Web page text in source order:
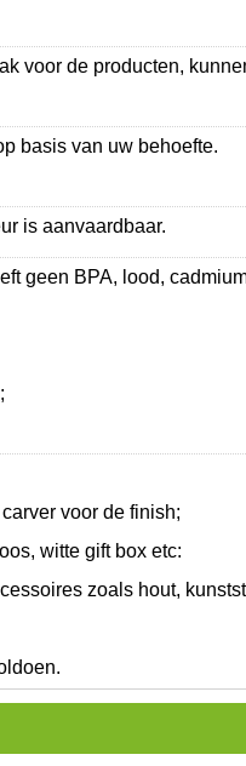
voor de producten,
basis van uw behoefte.
is aanvaardbaar.
geen BPA, lood,
voor de finish;
witte gift box etc:
zoals hout,